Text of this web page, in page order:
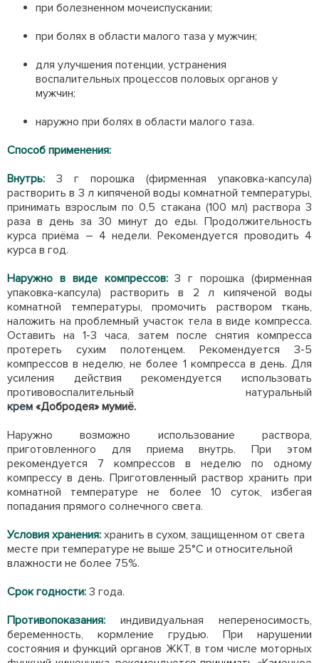
при болезненном мочеиспускании;
при болях в области малого таза у мужчин;
для улучшения потенции, устранения
воспалительных процессов половых органов у
мужчин;
наружно при болях в области малого таза.
Способ применения:
Внутрь:
3 г порошка (фирменная упаковка-капсула)
растворить в 3 л кипяченой воды комнатной температуры,
принимать взрослым по 0,5 стакана (100 мл) раствора 3
раза в день за 30 минут до еды. Продолжительность
курса приёма – 4 недели. Рекомендуется проводить 4
курса в год.
Наружно в виде компрессов: 3 г порошка (фирменная
упаковка-капсула) растворить в 2 л кипяченой воды
комнатной температуры, промочить раствором ткань,
наложить на проблемный участок тела в виде компресса.
Оставить на 1-3 часа, затем после снятия компресса
протереть сухим полотенцем. Рекомендуется 3-5
компрессов в неделю, не более 1 компресса в день. Для
усиления действия рекомендуется использовать
противовоспалительный натуральный
крем «Добродея» мумиё.
Наружно возможно использование раствора,
приготовленного для приема внутрь. При этом
рекомендуется 7 компрессов в неделю по одному
компрессу в день. Приготовленный раствор хранить при
комнатной температуре не более 10 суток, избегая
попадания прямого солнечного света.
Условия хранения: хранить в сухом, защищенном от света
месте при температуре не выше 25°С и относительной
влажности не более 75%.
Срок годности: 3 года.
Противопоказания:
индивидуальная непереносимость,
беременность, кормление грудью. При нарушении
состояния и функций органов ЖКТ, в том числе моторных